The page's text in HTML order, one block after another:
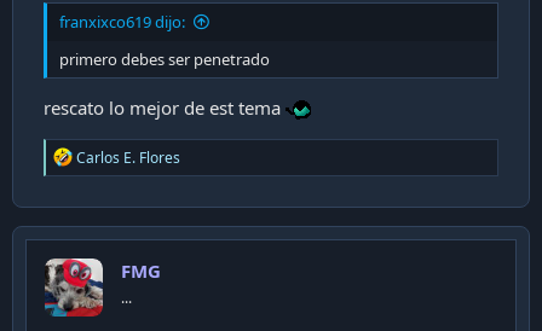
a
c
ó
franxixco619 dijo:
primero debes ser penetrado
rescato lo mejor de est tema
R
e
c
t
o
n
s
Carlos E. Flores
FMG
...